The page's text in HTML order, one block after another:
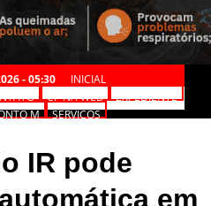
- 05:30
INICIAL
CP NA WEB
EXPEDIENTE
M
SERVIÇOS
IR pode
em